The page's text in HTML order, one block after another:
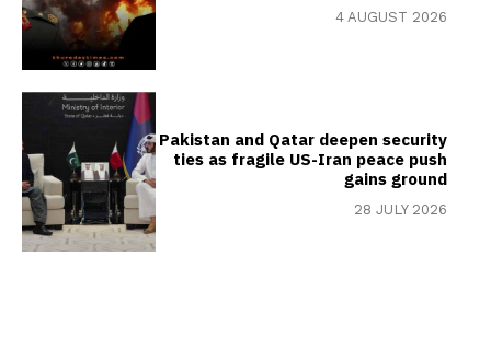
4 AUGUST 2026
Pakistan and Qatar deepen security
ties as fragile US-Iran peace push
gains ground
28 JULY 2026